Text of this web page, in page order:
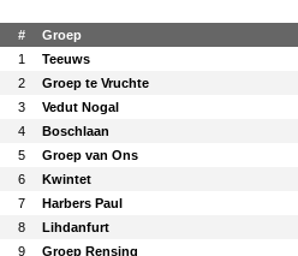
# Groep
1
Teeuws
2
Groep te Vruchte
3
Vedut Nogal
4
Boschlaan
5
Groep van Ons
6
Kwintet
7
Harbers Paul
8
Lihdanfurt
9
Groep Rensing